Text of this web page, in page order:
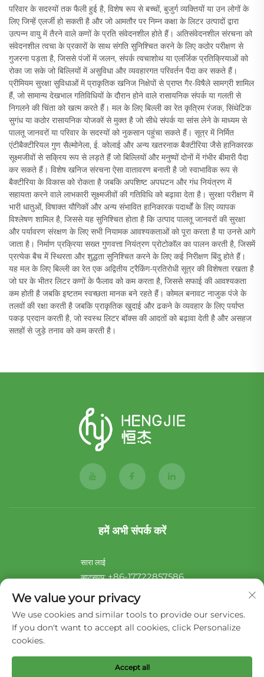
परिवार के सदस्यों तक फैली हुई है, विशेष रूप से बच्चों, बुजुर्ग व्यक्तियों या उन लोगों के
लिए जिन्हें एलर्जी हो सकती है और जो आमतौर पर निम्न कक्षा के लिटर उत्पादों द्वारा
उत्पन्न वायु में तैरने वाले कणों के प्रति संवेदनशील होते हैं। अतिसंवेदनशील संरचना को
संवेदनशील त्वचा के प्रकारों के साथ संगति सुनिश्चित करने के लिए कठोर परीक्षण से
गुजरना पड़ता है, जिससे पंजों में जलन, संपर्क त्वचाशोथ या एलर्जिक प्रतिक्रियाओं को
रोका जा सके जो बिल्लियों में असुविधा और व्यवहारगत परिवर्तन पैदा कर सकते हैं।
प्रीमियम सुरक्षा सुविधाओं में प्राकृतिक खनिज निक्षेपों से प्राप्त गैर-विषैले सामग्री शामिल
हैं, जो सामान्य देखभाल गतिविधियों के दौरान होने वाले रासायनिक संपर्क या गलती से
निगलने की चिंता को खत्म करते हैं। मल के लिए बिल्ली का रेत कृत्रिम रंजक, सिंथेटिक
सुगंध या कठोर रासायनिक योजकों से मुक्त है जो सीधे संपर्क या सांस लेने के माध्यम से
पालतू जानवरों या परिवार के सदस्यों को नुकसान पहुंचा सकते हैं। सूत्र में निर्मित
एंटीबैक्टीरियल गुण सैल्मोनेला, ई. कोलाई और अन्य खतरनाक बैक्टीरिया जैसे हानिकारक
सूक्ष्मजीवों से सक्रिय रूप से लड़ते हैं जो बिल्लियों और मनुष्यों दोनों में गंभीर बीमारी पैदा
कर सकते हैं। विशेष खनिज संरचना ऐसा वातावरण बनाती है जो स्वाभाविक रूप से
बैक्टीरिया के विकास को रोकता है जबकि अपशिष्ट अपघटन और गंध नियंत्रण में
सहायता करने वाले लाभकारी सूक्ष्मजीवों की गतिविधि को बढ़ावा देता है। सुरक्षा परीक्षण में
भारी धातुओं, विषाक्त यौगिकों और अन्य संभावित हानिकारक पदार्थों के लिए व्यापक
विश्लेषण शामिल है, जिससे यह सुनिश्चित होता है कि उत्पाद पालतू जानवरों की सुरक्षा
और पर्यावरण संरक्षण के लिए सभी नियामक आवश्यकताओं को पूरा करता है या उनसे आगे
जाता है। निर्माण प्रक्रिया सख्त गुणवत्ता नियंत्रण प्रोटोकॉल का पालन करती है, जिसमें
प्रत्येक बैच में स्थिरता और शुद्धता सुनिश्चित करने के लिए कई निरीक्षण बिंदु होते हैं।
यह मल के लिए बिल्ली का रेत एक अद्वितीय ट्रैकिंग-प्रतिरोधी सूत्र की विशेषता रखता है
जो घर के भीतर लिटर कणों के फैलाव को कम करता है, जिससे सफाई की आवश्यकता
कम होती है जबकि इष्टतम स्वच्छता मानक बने रहते हैं। कोमल बनावट नाजुक पंजे के
तलवों की रक्षा करती है जबकि प्राकृतिक खुदाई और ढकने के व्यवहार के लिए पर्याप्त
पकड़ प्रदान करती है, जो स्वस्थ लिटर बॉक्स की आदतों को बढ़ावा देती है और असहज
सतहों से जुड़े तनाव को कम करती है।
हमें अभी संपर्क करें
सारा लाई
व्हाट्सएप:+86-17722857586
[email protected]
We value your privacy
We use cookies and similar tools to provide our services.
If you don't want to accept all cookies, click Personalize
cookies.
Accept all